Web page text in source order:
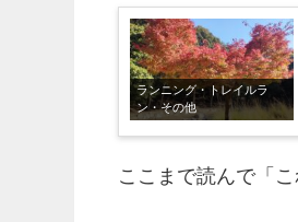
ランニング・トレイルラ
ン・その他
ここまで読んで「